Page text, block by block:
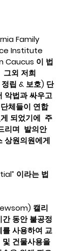
Family
Institute
이 법
외 저희
립 & 보호) 단
악법과 싸우고
체들이 연합
되었기에  주
리며  발의안
상원의원에게
이라는 법
캘리
동안 불공정
사용하여 교
건물사용을